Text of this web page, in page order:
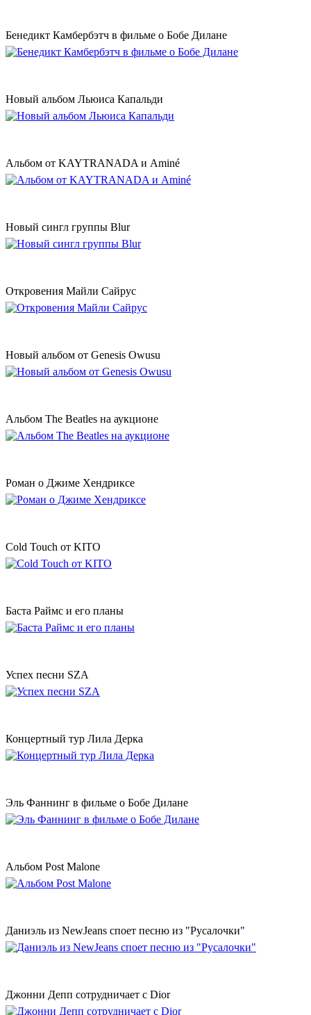
Бенедикт Камбербэтч в фильме о Бобе Дилане
Новый альбом Льюиса Капальди
Альбом от KAYTRANADA и Aminé
Новый сингл группы Blur
Откровения Майли Сайрус
Новый альбом от Genesis Owusu
Альбом The Beatles на аукционе
Роман о Джиме Хендриксе
Cold Touch от KITO
Баста Раймс и его планы
Успех песни SZA
Концертный тур Лила Дерка
Эль Фаннинг в фильме о Бобе Дилане
Альбом Post Malone
Даниэль из NewJeans споет песню из "Русалочки"
Джонни Депп сотрудничает с Dior